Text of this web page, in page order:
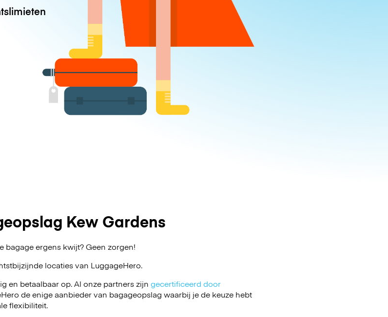
Kew Gardens
bagage ergens kwijt? Geen zorgen!
locaties van LuggageHero.
en betaalbaar op. Al onze partners zijn gecertificeerd door
de enige aanbieder van bagageopslag waarbij je de keuze hebt
flexibiliteit.